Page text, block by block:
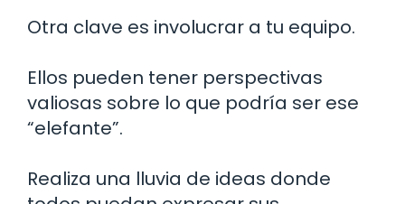
Otra clave es involucrar a tu equipo.
Ellos pueden tener perspectivas
valiosas sobre lo que podría ser ese
“elefante”.
Realiza una lluvia de ideas donde